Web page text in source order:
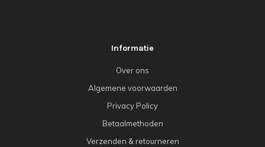
Informatie
Over ons
Algemene voorwaarden
Privacy Policy
Betaalmethoden
Verzenden & retourneren